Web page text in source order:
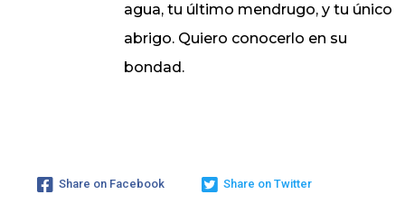
agua, tu último mendrugo, y tu único
abrigo. Quiero conocerlo en su
bondad.
Share on Facebook Share on Twitter